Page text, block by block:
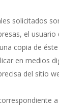
solicitados
el usuario
copia de
en medios
del sitio